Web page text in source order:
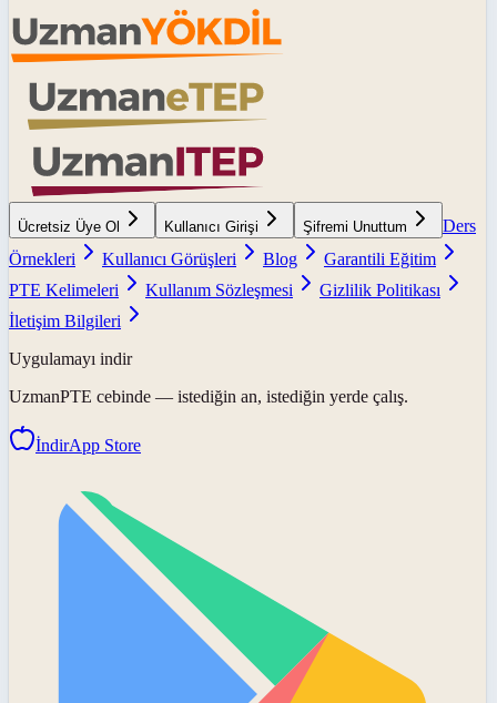
Ücretsiz Üye Ol Kullanıcı Girişi Şifremi Unuttum
Ders
Örnekleri
Kullanıcı Görüşleri Blog
Garantili Eğitim
PTE Kelimeleri
Kullanım Sözleşmesi
Gizlilik Politikası
İletişim Bilgileri
Uygulamayı indir
UzmanPTE cebinde — istediğin an, istediğin yerde çalış.
İndirApp Store